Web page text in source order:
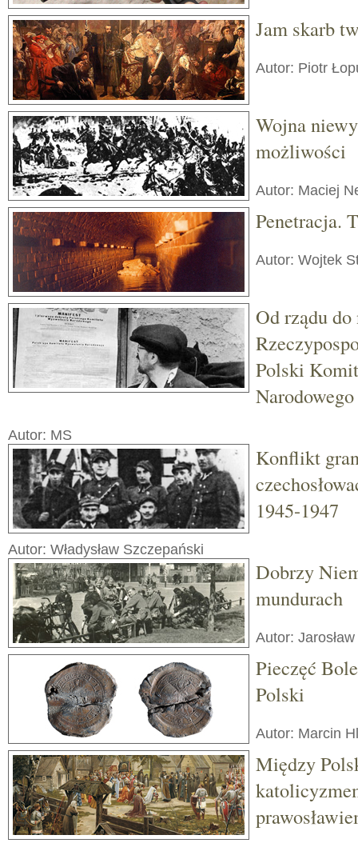
Jam skarb
Autor: Piotr
Wojna
możliwości
Autor: Maciej
Penetracja.
Autor: Wojtek
Od rządu
Polski
Narodowego
Autor: MS
Konflikt
1945-1947
Autor: Władysław Szczepański
Dobrzy
mundurach
Autor:
Pieczęć
Polski
Autor: Marcin
Między